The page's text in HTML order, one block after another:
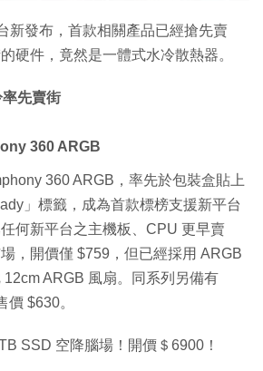
新發布，首款相關產品已經搶先賣
硬件，竟然是一體式水冷散熱器。
先賣街
360 ARGB
360 ARGB，率先於包裝盒貼上
」標籤，成為首款標榜支援新平台
何新平台之主機板、CPU 更早賣
，開價僅 $759，但已經採用 ARGB
ARGB 風扇。同系列另備有
價 $630。
SSD 空降腦場！開價＄6900！